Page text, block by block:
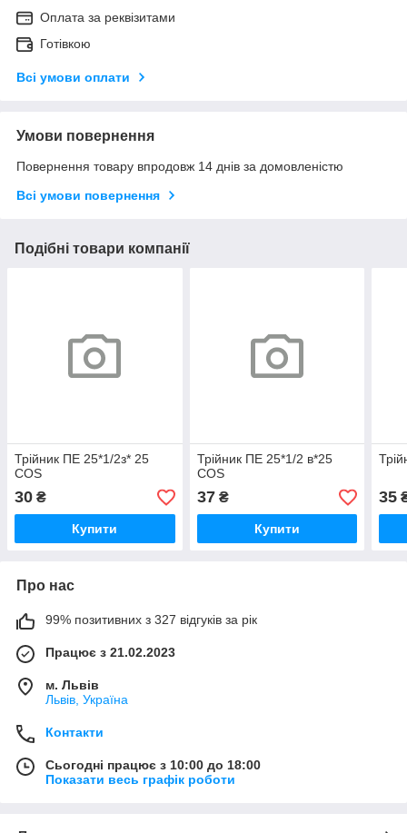
Оплата за реквізитами
Готівкою
Всі умови оплати
Умови повернення
Повернення товару впродовж 14 днів за домовленістю
Всі умови повернення
Подібні товари компанії
Трійник ПЕ 25*1/2з* 25
COS
30 ₴
Купити
Трійник ПЕ 25*1/2 в*25
COS
37₴
Купити
35
Про нас
99% позитивних з 327 відгуків за рік
Працює з 21.02.2023
м. Львів
Львів, Україна
Контакти
Сьогодні працює з 10:00 до 18:00
Показати весь графік роботи